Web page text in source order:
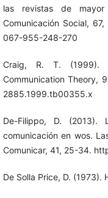
las revistas de
Comunicación Social,
067-955-248-270
Craig, R. T. (1999).
Communication Theory,
2885.1999.tb00355.x
De-Filippo, D. (2013).
comunicación en wos.
Comunicar, 41, 25-34.
De Solla Price, D. (1973).